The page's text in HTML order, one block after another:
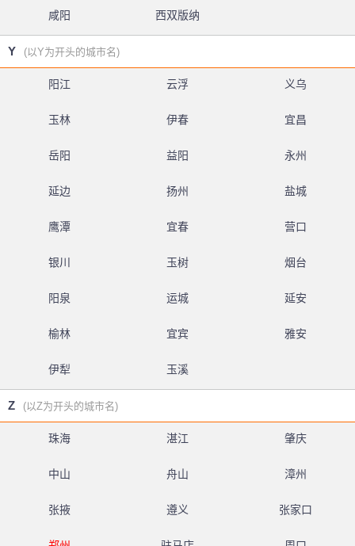
咸阳 西双版纳
Y (以Y为开头的城市名)
阳江 云浮 义乌
玉林 伊春 宜昌
岳阳 益阳 永州
延边 扬州 盐城
鹰潭 宜春 营口
银川 玉树 烟台
阳泉 运城 延安
榆林 宜宾 雅安
伊犁 玉溪
Z (以Z为开头的城市名)
珠海 湛江 肇庆
中山 舟山 漳州
张掖 遵义 张家口